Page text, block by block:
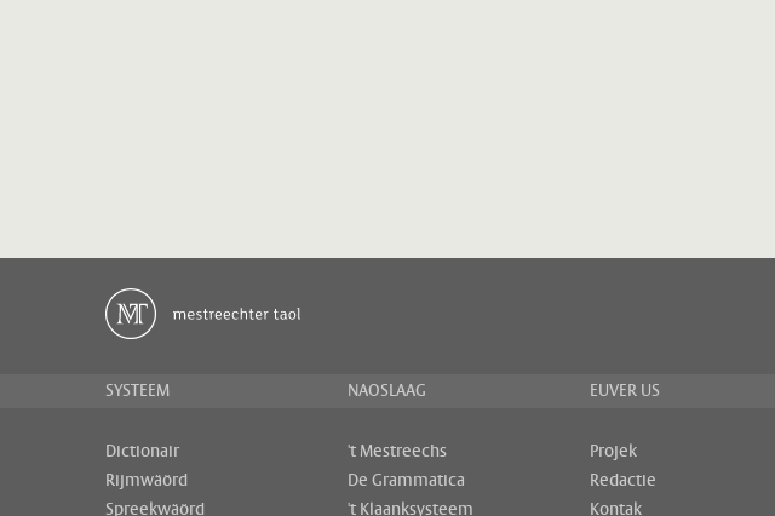
SYSTEEM
Dictionair
Rijmwäörd
Spreekwäörd
NAOSLAAG
't Mestreechs
De Grammatica
't Klaanksysteem
EUVER US
Projek
Redactie
Kontak